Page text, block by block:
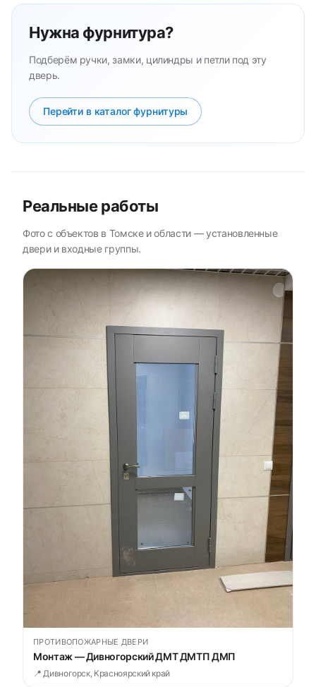
Нужна фурнитура?
Подберём ручки, замки, цилиндры и петли под эту
дверь.
Перейти в каталог фурнитуры
Реальные работы
Фото с объектов в Томске и области — установленные
двери и входные группы.
ПРОТИВОПОЖАРНЫЕ ДВЕРИ
Монтаж — Дивногорский ДМТ ДМТП ДМП
📍 Дивногорск, Красноярский край